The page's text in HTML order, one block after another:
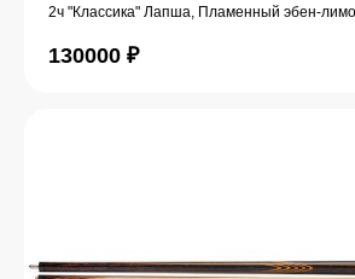
2ч "Классика" Лапша, Пламенный эбен-
130000 ₽